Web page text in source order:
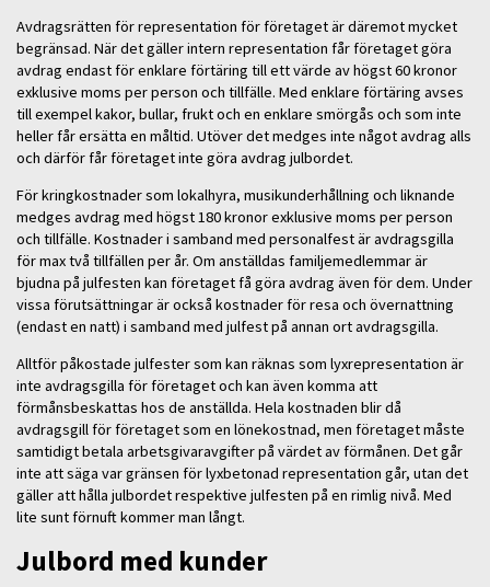
Avdragsrätten för representation för företaget är däremot mycket
begränsad. När det gäller intern representation får företaget göra
avdrag endast för enklare förtäring till ett värde av högst 60 kronor
exklusive moms per person och tillfälle. Med enklare förtäring avses
till exempel kakor, bullar, frukt och en enklare smörgås och som inte
heller får ersätta en måltid. Utöver det medges inte något avdrag alls
och därför får företaget inte göra avdrag julbordet.
För kringkostnader som lokalhyra, musikunderhållning och liknande
medges avdrag med högst 180 kronor exklusive moms per person
och tillfälle. Kostnader i samband med personalfest är avdragsgilla
för max två tillfällen per år. Om anställdas familjemedlemmar är
bjudna på julfesten kan företaget få göra avdrag även för dem. Under
vissa förutsättningar är också kostnader för resa och övernattning
(endast en natt) i samband med julfest på annan ort avdragsgilla.
Alltför påkostade julfester som kan räknas som lyxrepresentation är
inte avdragsgilla för företaget och kan även komma att
förmånsbeskattas hos de anställda. Hela kostnaden blir då
avdragsgill för företaget som en lönekostnad, men företaget måste
samtidigt betala arbetsgivaravgifter på värdet av förmånen. Det går
inte att säga var gränsen för lyxbetonad representation går, utan det
gäller att hålla julbordet respektive julfesten på en rimlig nivå. Med
lite sunt förnuft kommer man långt.
Julbord med kunder